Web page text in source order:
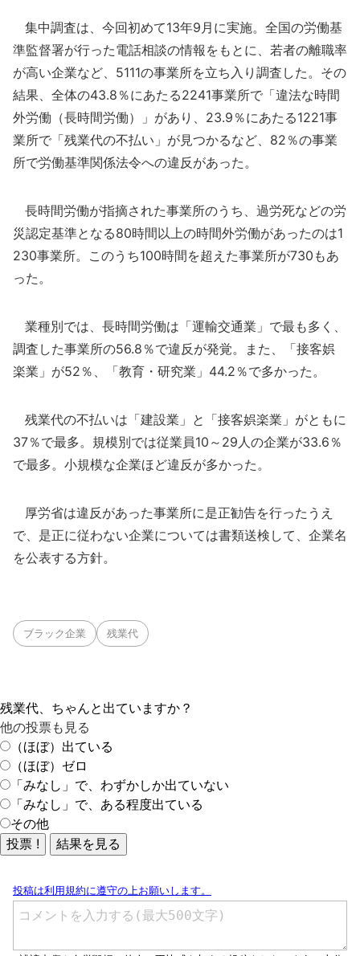
集中調査は、今回初めて13年9月に実施。全国の労働基
準監督署が行った電話相談の情報をもとに、若者の離職率
が高い企業など、5111の事業所を立ち入り調査した。その
結果、全体の43.8％にあたる2241事業所で「違法な時間
外労働（長時間労働）」があり、23.9％にあたる1221事
業所で「残業代の不払い」が見つかるなど、82％の事業
所で労働基準関係法令への違反があった。
長時間労働が指摘された事業所のうち、過労死などの労
災認定基準となる80時間以上の時間外労働があったのは1
230事業所。このうち100時間を超えた事業所が730もあ
った。
業種別では、長時間労働は「運輸交通業」で最も多く、
調査した事業所の56.8％で違反が発覚。また、「接客娯
楽業」が52％、「教育・研究業」44.2％で多かった。
残業代の不払いは「建設業」と「接客娯楽業」がともに
37％で最多。規模別では従業員10～29人の企業が33.6％
で最多。小規模な企業ほど違反が多かった。
厚労省は違反があった事業所に是正勧告を行ったうえ
で、是正に従わない企業については書類送検して、企業名
を公表する方針。
ブラック企業 残業代
残業代、ちゃんと出ていますか？
他の投票も見る
（ほぼ）出ている
（ほぼ）ゼロ
「みなし」で、わずかしか出ていない
「みなし」で、ある程度出ている
その他